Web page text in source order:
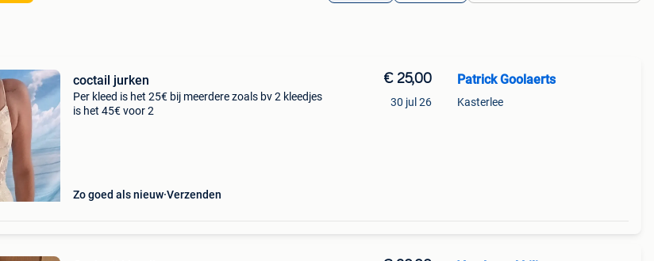
coctail jurken
Per kleed is het 25€ bij meerdere zoals bv 2 kleedjes
is het 45€ voor 2
Zo goed als nieuw Verzenden
€ 25,00
30 jul 26
Patrick Goolaerts
Kasterlee